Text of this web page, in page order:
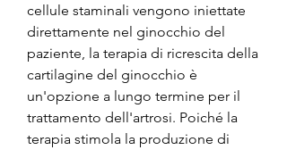
cellule staminali vengono iniettate
direttamente nel ginocchio del
paziente, la terapia di ricrescita della
cartilagine del ginocchio è
un'opzione a lungo termine per il
trattamento dell'artrosi. Poiché la
terapia stimola la produzione di